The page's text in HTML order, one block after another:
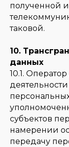
полученной
таковой.
10.
данных
10.1.
субъектов
намерении
передачу